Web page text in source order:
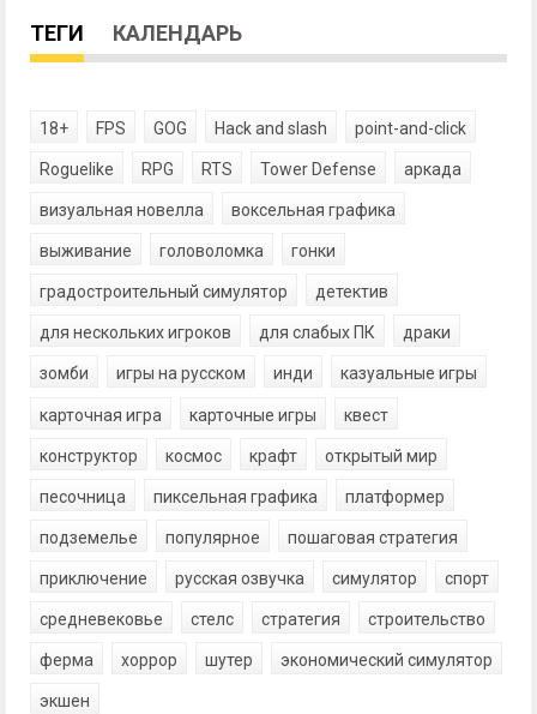
ТЕГИ КАЛЕНДАРЬ
18+ FPS GOG Hack and slash point-and-click
Roguelike RPG RTS Tower Defense аркада
визуальная новелла воксельная графика
выживание головоломка гонки
градостроительный симулятор детектив
для нескольких игроков для слабых ПК драки
зомби игры на русском инди казуальные игры
карточная игра карточные игры квест
конструктор космос крафт открытый мир
песочница пиксельная графика платформер
подземелье популярное пошаговая стратегия
приключение русская озвучка симулятор спорт
средневековье стелс стратегия строительство
ферма хоррор шутер экономический симулятор
экшен